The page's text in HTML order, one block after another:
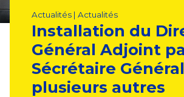
Actualités | Actualités
Installation du
Général Adjoint
Sécrétaire
plusieurs autres